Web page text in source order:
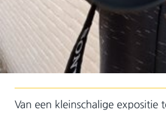
Van een kleinschalige expositie